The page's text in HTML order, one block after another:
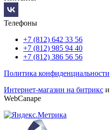
Телефоны
+7 (812) 642 33 56
+7 (812) 985 94 40
+7 (812) 386 56 56
Политика конфиденциальности
Интернет-магазин на битрикс и
WebCanape